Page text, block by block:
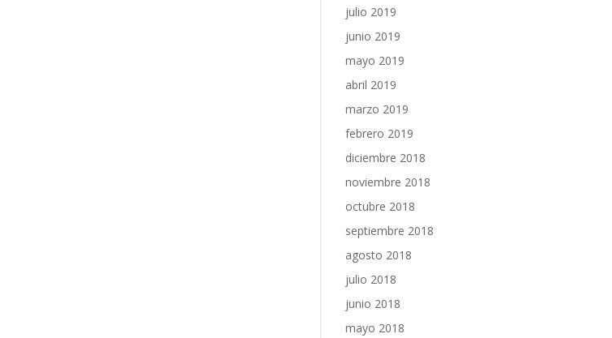
julio 2019
junio 2019
mayo 2019
abril 2019
marzo 2019
febrero 2019
diciembre 2018
noviembre 2018
octubre 2018
septiembre 2018
agosto 2018
julio 2018
junio 2018
mayo 2018